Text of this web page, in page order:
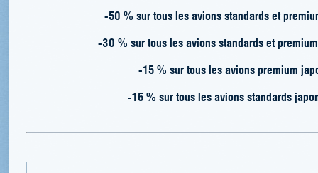
-50 % sur tous les avions standards et
-30 % sur tous les avions standards et
-15 % sur tous les avions premium
-15 % sur tous les avions standards